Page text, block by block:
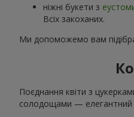
ніжні букети з
Всіх закоханих.
Ми допоможемо вам
Поєднання квіти з
солодощами — елегантний